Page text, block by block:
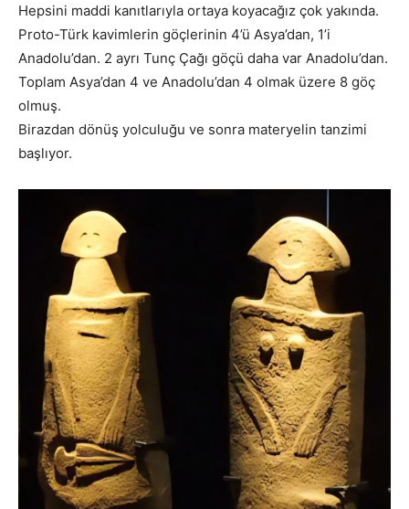
Hepsini maddi kanıtlarıyla ortaya koyacağız çok yakında.
Proto-Türk kavimlerin göçlerinin 4’ü Asya’dan, 1’i
Anadolu’dan. 2 ayrı Tunç Çağı göçü daha var Anadolu’dan.
Toplam Asya’dan 4 ve Anadolu’dan 4 olmak üzere 8 göç
olmuş.
Birazdan dönüş yolculuğu ve sonra materyelin tanzimi
başlıyor.